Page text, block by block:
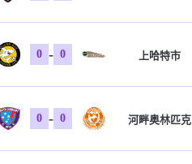
0 - 0 上哈特市
0 - 0 河畔奥林匹克